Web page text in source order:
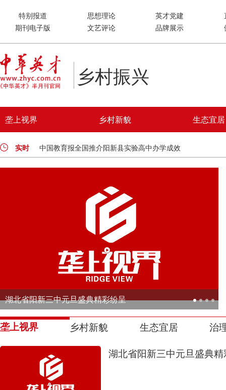
特别报道 思想理论 英才党建
期刊电子版
文艺评论 品牌展示
乡村振兴
垄上视界 乡村新貌 生态宜居
实时 中国教育报全国推介阳新县实验高中办学成效
网湖湿地斩获“湖北保护地故事”短视频征集多个奖项
垄上视界 乡村新貌 生态宜居
治
湖北省阳新三中元旦盛典